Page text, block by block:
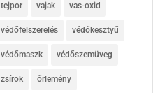
tejpor vajak vas-oxid
védőfelszerelés védőkesztyű
védőmaszk védőszemüveg
zsírok őrlemény